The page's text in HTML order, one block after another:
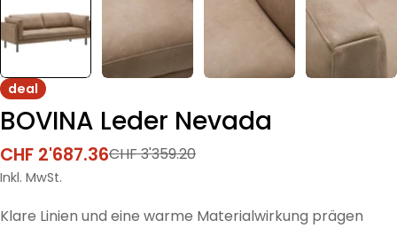
deal
BOVINA Leder Nevada
Verkaufspreis
CHF 2'687.36
Regulärer
Preis
CHF 3'359.20
Inkl. MwSt.
Klare Linien und eine warme Materialwirkung prägen